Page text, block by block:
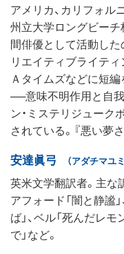
アメリカ、カリフォル
州立大学ロングビー
間俳優として活動した
リエイティブライテ
Ａタイムズなどに短編
──意味不明作用と自我
ン・ミステリジューク
されている。『悪い夢
安達眞弓 （アダチマユミ
英米文学翻訳者。主な
アフォード「闇と静謐
ば」、ベル「死んだレ
で」など。